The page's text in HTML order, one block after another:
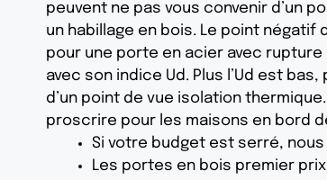
peuvent ne pas vous convenir d’un
un habillage en bois. Le point
pour une porte en acier avec rupture
avec son indice Ud. Plus l’Ud est
d’un point de vue isolation
proscrire pour les maisons en bord
Si votre budget est serré, nous
Les portes en bois premier